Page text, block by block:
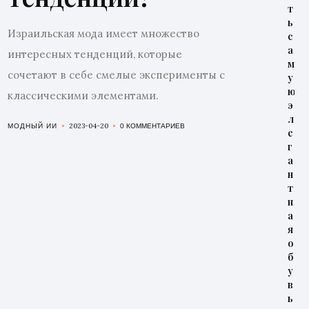
Израильская мода имеет множество
интересных тенденций, которые
сочетают в себе смелые эксперименты с
классическими элементами.
МОДНЫЙ ИИ 2023-04-20 0 КОММЕНТАРИЕВ
т
ь
с
а
м
у
ю
э
л
е
г
а
н
т
н
а
я
о
б
у
в
ь